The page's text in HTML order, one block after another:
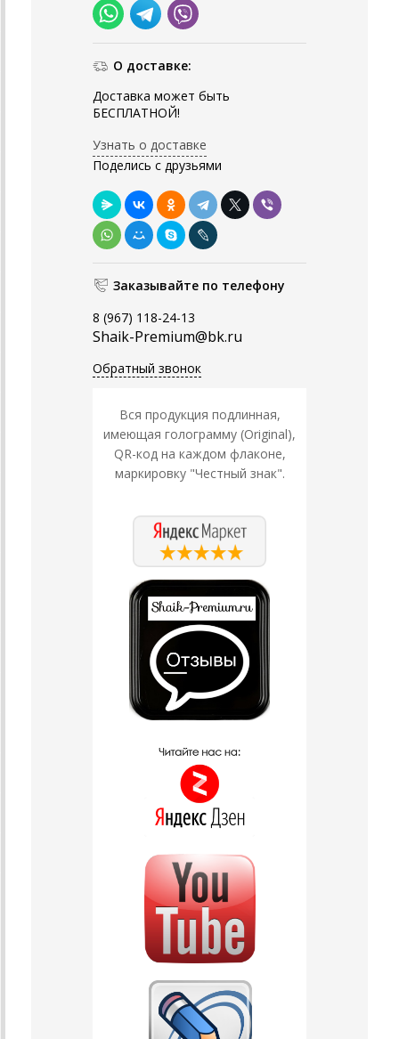
О доставке:
Доставка может быть
БЕСПЛАТНОЙ!
Узнать о доставке
Поделись с друзьями
Заказывайте по телефону
8 (967) 118-24-13
Shaik-Premium@bk.ru
Обратный звонок
Вся продукция подлинная,
имеющая голограмму (Original),
QR-код на каждом флаконе,
маркировку "Честный знак".